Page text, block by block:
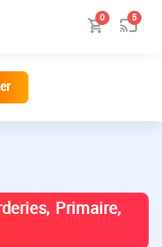
0 5
Primaire,